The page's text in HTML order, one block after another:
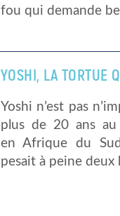
fou qui demande
YOSHI, LA TORTUE
Yoshi n’est pas
plus de 20 ans
en Afrique du
pesait à peine deux